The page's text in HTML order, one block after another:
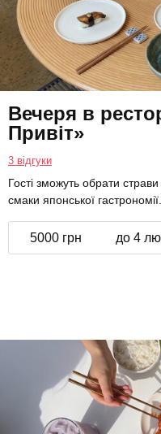
Вечеря в
Привіт»
3 відгуки
Гості зможуть обрати
смаки японської гастрономії.
5000 грн до 4